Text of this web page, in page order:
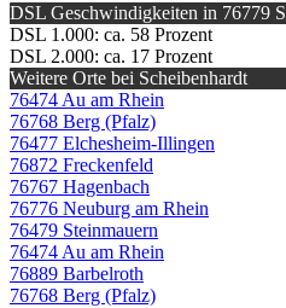
DSL Geschwindigkeiten in 76779
DSL 1.000: ca. 58 Prozent
DSL 2.000: ca. 17 Prozent
Weitere Orte bei Scheibenhardt
76474 Au am Rhein
76768 Berg (Pfalz)
76477 Elchesheim-Illingen
76872 Freckenfeld
76767 Hagenbach
76776 Neuburg am Rhein
76479 Steinmauern
76474 Au am Rhein
76889 Barbelroth
76768 Berg (Pfalz)